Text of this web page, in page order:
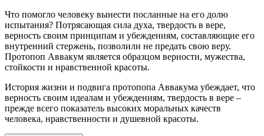
Что помогло человеку вынести посланные на его долю
испытания? Потрясающая сила духа, твердость в вере,
верность своим принципам и убеждениям, составляющие его
внутренний стержень, позволили не предать свою веру.
Протопоп Аввакум является образцом верности, мужества,
стойкости и нравственной красоты.
История жизни и подвига протопопа Аввакума убеждает, что
верность своим идеалам и убеждениям, твердость в вере –
прежде всего показатель высоких моральных качеств
человека, нравственности и душевной красоты.